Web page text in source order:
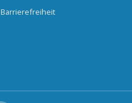
Barrierefreiheit